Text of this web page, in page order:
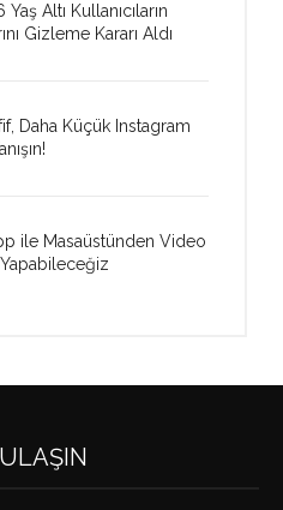
Yaş Altı Kullanıcıların
Gizleme Kararı Aldı
Daha Küçük Instagram
ile Masaüstünden Video
Yapabileceğiz